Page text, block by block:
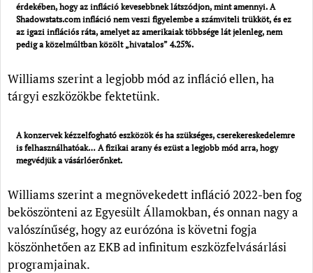
érdekében, hogy az infláció kevesebbnek látszódjon, mint amennyi. A
Shadowstats.com infláció nem veszi figyelembe a számviteli trükköt, és ez
az igazi inflációs ráta, amelyet az amerikaiak többsége lát jelenleg, nem
pedig a közelmúltban közölt „hivatalos” 4.25%.
Williams szerint a legjobb mód az infláció ellen, ha
tárgyi eszközökbe fektetünk.
A konzervek kézzelfogható eszközök és ha szükséges, cserekereskedelemre
is felhasználhatóak… A fizikai arany és ezüst a legjobb mód arra, hogy
megvédjük a vásárlóerőnket.
Williams szerint a megnövekedett infláció 2022-ben fog
beköszönteni az Egyesült Államokban, és onnan nagy a
valószínűség, hogy az eurózóna is követni fogja
köszönhetően az EKB ad infinitum eszközfelvásárlási
programjainak.